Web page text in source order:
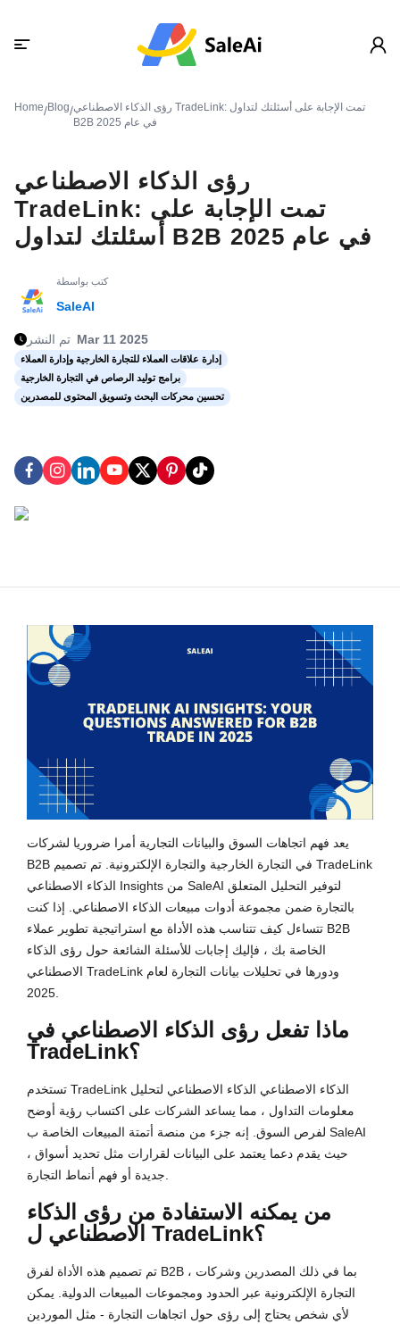
Home/Blog/رؤى الذكاء الاصطناعي TradeLink: تمت الإجابة على أسئلتك لتداول
B2B في عام 2025
رؤى الذكاء الاصطناعي
TradeLink: تمت الإجابة على
أسئلتك لتداول B2B في عام 2025
كتب بواسطة
SaleAI
تم النشر Mar 11 2025
إدارة علاقات العملاء للتجارة الخارجية وإدارة العملاء
برامج توليد الرصاص في التجارة الخارجية
تحسين محركات البحث وتسويق المحتوى للمصدرين
يعد فهم اتجاهات السوق والبيانات التجارية أمرا ضروريا لشركات
B2B في التجارة الخارجية والتجارة الإلكترونية. تم تصميم TradeLink
الذكاء الاصطناعي Insights من SaleAI لتوفير التحليل المتعلق
بالتجارة ضمن مجموعة أدوات مبيعات الذكاء الاصطناعي. إذا كنت
تتساءل كيف تتناسب هذه الأداة مع استراتيجية تطوير عملاء B2B
الخاصة بك ، فإليك إجابات للأسئلة الشائعة حول رؤى الذكاء
الاصطناعي TradeLink ودورها في تحليلات بيانات التجارة لعام
2025.
ماذا تفعل رؤى الذكاء الاصطناعي في
TradeLink؟
تستخدم TradeLink الذكاء الاصطناعي الذكاء الاصطناعي لتحليل
معلومات التداول ، مما يساعد الشركات على اكتساب رؤية أوضح
لفرص السوق. إنه جزء من منصة أتمتة المبيعات الخاصة ب SaleAI
، حيث يقدم دعما يعتمد على البيانات لقرارات مثل تحديد أسواق
جديدة أو فهم أنماط التجارة.
من يمكنه الاستفادة من رؤى الذكاء
الاصطناعي ل TradeLink؟
تم تصميم هذه الأداة لفرق B2B ، بما في ذلك المصدرين وشركات
التجارة الإلكترونية عبر الحدود ومجموعات المبيعات الدولية. يمكن
لأي شخص يحتاج إلى رؤى حول اتجاهات التجارة - مثل الموردين